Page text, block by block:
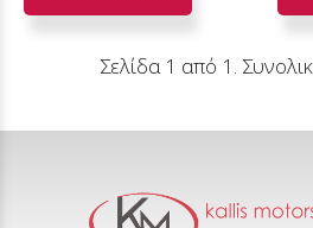
Σελίδα 1 από 1.